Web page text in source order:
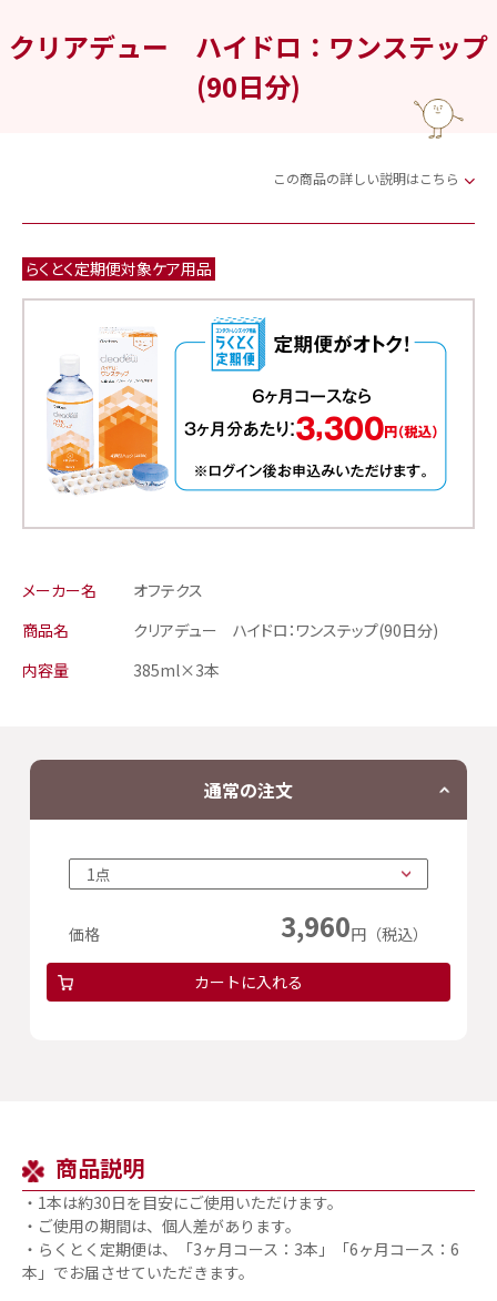
クリアデュー ハイドロ：ワンステップ
(90日分)
この商品の詳しい説明はこちら
らくとく定期便対象ケア用品
メーカー名
オフテクス
商品名
クリアデュー ハイドロ：ワンステップ(90日分)
内容量
385ml×3本
通常の注文
価格 3,960円（税込）
カートに入れる
商品説明
・1本は約30日を目安にご使用いただけます。
・ご使用の期間は、個人差があります。
・らくとく定期便は、「3ヶ月コース：3本」「6ヶ月コース：6
本」でお届させていただきます。